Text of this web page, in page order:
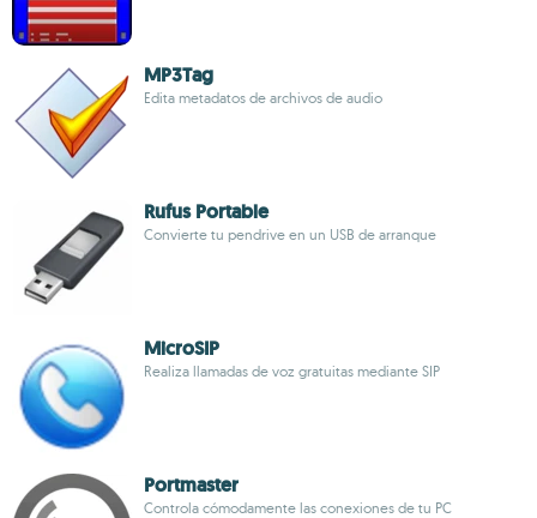
MP3Tag
Edita metadatos de archivos de audio
Rufus Portable
Convierte tu pendrive en un USB de arranque
MicroSIP
Realiza llamadas de voz gratuitas mediante SIP
Portmaster
Controla cómodamente las conexiones de tu PC